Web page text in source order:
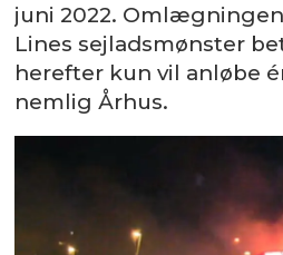
juni 2022.
Lines sejladsmønster
herefter kun vil anløbe
nemlig Århus.